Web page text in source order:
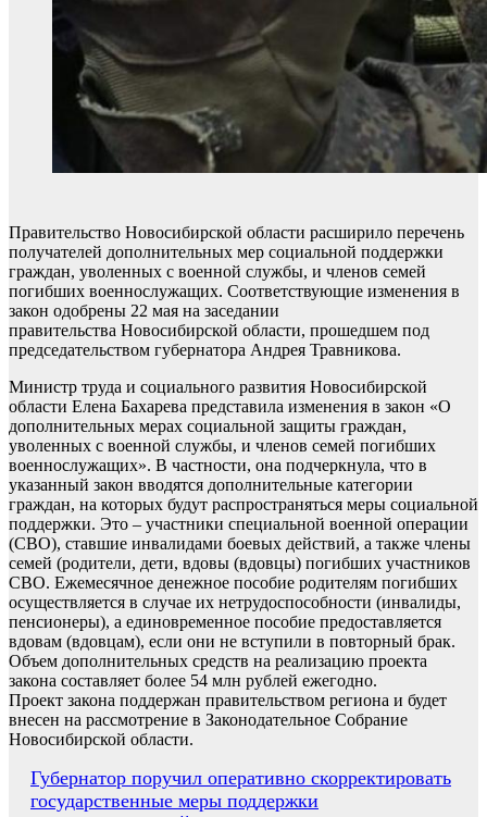
Правительство Новосибирской области расширило перечень
получателей дополнительных мер социальной поддержки
граждан, уволенных с военной службы, и членов семей
погибших военнослужащих. Соответствующие изменения в
закон одобрены 22 мая на заседании
правительства Новосибирской области, прошедшем под
председательством губернатора Андрея Травникова.
Министр труда и социального развития Новосибирской
области Елена Бахарева представила изменения в закон «О
дополнительных мерах социальной защиты граждан,
уволенных с военной службы, и членов семей погибших
военнослужащих». В частности, она подчеркнула, что в
указанный закон вводятся дополнительные категории
граждан, на которых будут распространяться меры социальной
поддержки. Это – участники специальной военной операции
(СВО), ставшие инвалидами боевых действий, а также члены
семей (родители, дети, вдовы (вдовцы) погибших участников
СВО. Ежемесячное денежное пособие родителям погибших
осуществляется в случае их нетрудоспособности (инвалиды,
пенсионеры), а единовременное пособие предоставляется
вдовам (вдовцам), если они не вступили в повторный брак.
Объем дополнительных средств на реализацию проекта
закона составляет более 54 млн рублей ежегодно.
Проект закона поддержан правительством региона и будет
внесен на рассмотрение в Законодательное Собрание
Новосибирской области.
Навигация
по
Губернатор поручил оперативно скорректировать
государственные меры поддержки